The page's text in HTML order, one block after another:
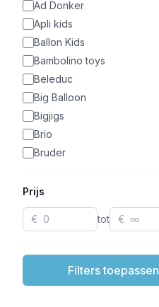
Zwart
Paars
Terracotta
Turquoise
Goud
Brons
Zilver
Bruins
Ad Donker
Apli kids
Ballon Kids
Bambolino toys
Beleduc
Big Balloon
Bigjigs
Brio
Bruder
Christofoor
Classic world
Clavis
Prijs
€ tot €
Filters toepassen